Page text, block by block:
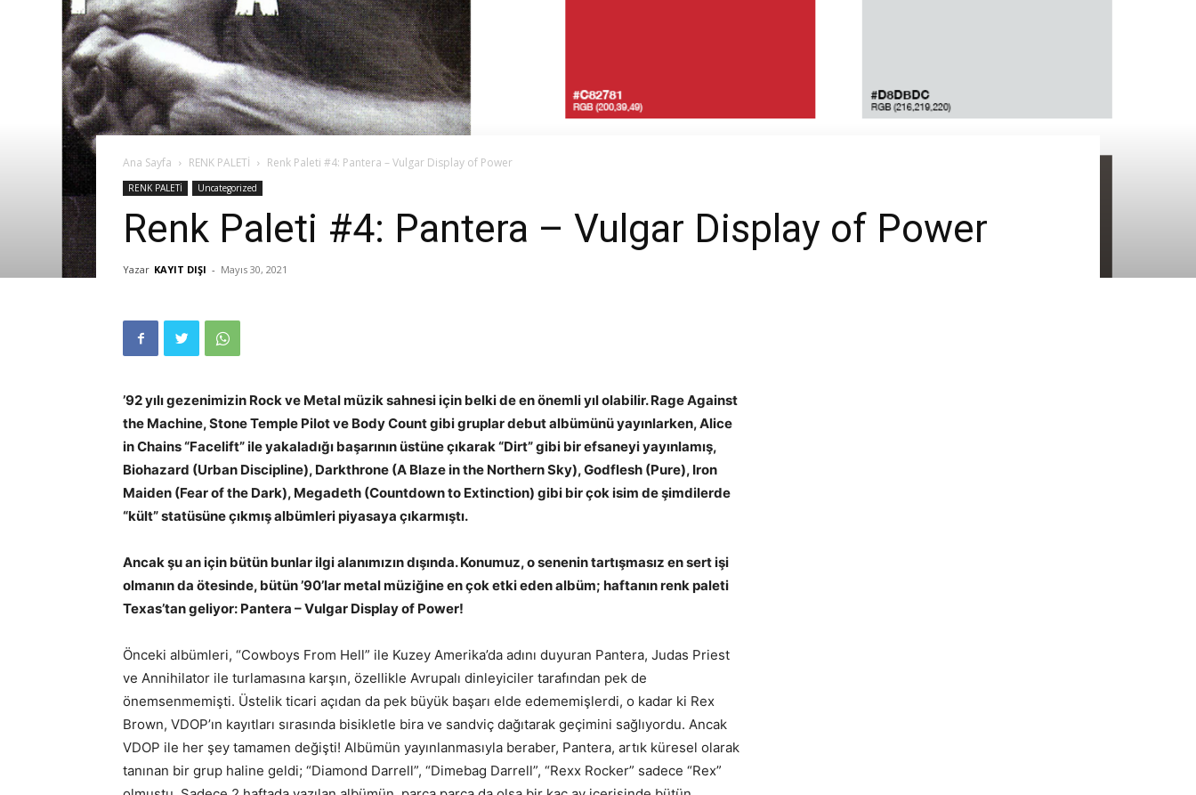
Ana Sayfa RENK PALETİ Renk Paleti #4: Pantera – Vulgar Display of Power
RENK PALETİ Uncategorized
Renk Paleti #4: Pantera – Vulgar Display of Power
Yazar KAYIT DIŞI - Mayıs 30, 2021
’92 yılı gezenimizin Rock ve Metal müzik sahnesi için belki de en önemli yıl olabilir. Rage Against
the Machine, Stone Temple Pilot ve Body Count gibi gruplar debut albümünü yayınlarken, Alice
in Chains “Facelift” ile yakaladığı başarının üstüne çıkarak “Dirt” gibi bir efsaneyi yayınlamış,
Biohazard (Urban Discipline), Darkthrone (A Blaze in the Northern Sky), Godflesh (Pure), Iron
Maiden (Fear of the Dark), Megadeth (Countdown to Extinction) gibi bir çok isim de şimdilerde
“kült” statüsüne çıkmış albümleri piyasaya çıkarmıştı.
Ancak şu an için bütün bunlar ilgi alanımızın dışında. Konumuz, o senenin tartışmasız en sert işi
olmanın da ötesinde, bütün ’90’lar metal müziğine en çok etki eden albüm; haftanın renk paleti
Texas’tan geliyor: Pantera – Vulgar Display of Power!
Önceki albümleri, “Cowboys From Hell” ile Kuzey Amerika’da adını duyuran Pantera, Judas Priest
ve Annihilator ile turlamasına karşın, özellikle Avrupalı dinleyiciler tarafından pek de
önemsenmemişti. Üstelik ticari açıdan da pek büyük başarı elde edememişlerdi, o kadar ki Rex
Brown, VDOP’ın kayıtları sırasında bisikletle bira ve sandviç dağıtarak geçimini sağlıyordu. Ancak
VDOP ile her şey tamamen değişti! Albümün yayınlanmasıyla beraber, Pantera, artık küresel olarak
tanınan bir grup haline geldi; “Diamond Darrell”, “Dimebag Darrell”, “Rexx Rocker” sadece “Rex”